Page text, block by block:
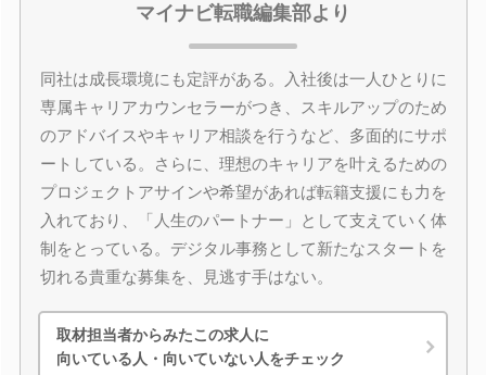
マイナビ転職編集部より
同社は成長環境にも定評がある。入社後は一人ひとりに
専属キャリアカウンセラーがつき、スキルアップのため
のアドバイスやキャリア相談を行うなど、多面的にサポ
ートしている。さらに、理想のキャリアを叶えるための
プロジェクトアサインや希望があれば転籍支援にも力を
入れており、「人生のパートナー」として支えていく体
制をとっている。デジタル事務として新たなスタートを
切れる貴重な募集を、見逃す手はない。
取材担当者からみたこの求人に
向いている人・向いていない人をチェック